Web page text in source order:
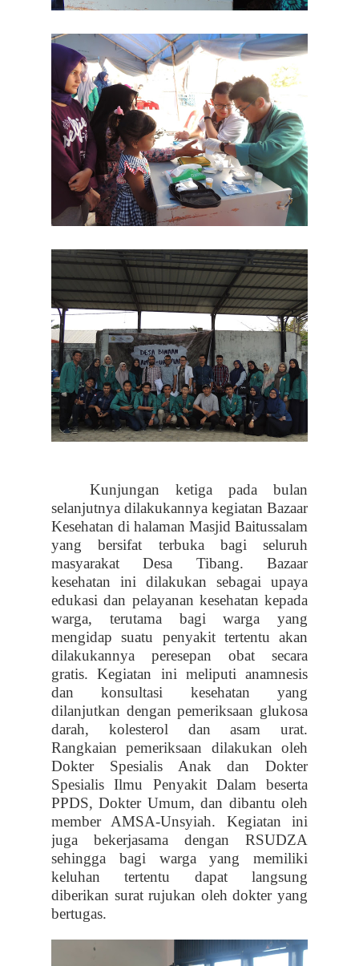
Kunjungan ketiga pada bulan
selanjutnya dilakukannya kegiatan Bazaar
Kesehatan di halaman Masjid Baitussalam
yang bersifat terbuka bagi seluruh
masyarakat Desa Tibang. Bazaar
kesehatan ini dilakukan sebagai upaya
edukasi dan pelayanan kesehatan kepada
warga, terutama bagi warga yang
mengidap suatu penyakit tertentu akan
dilakukannya peresepan obat secara
gratis. Kegiatan ini meliputi anamnesis
dan konsultasi kesehatan yang
dilanjutkan dengan pemeriksaan glukosa
darah, kolesterol dan asam urat.
Rangkaian pemeriksaan dilakukan oleh
Dokter Spesialis Anak dan Dokter
Spesialis Ilmu Penyakit Dalam beserta
PPDS, Dokter Umum, dan dibantu oleh
member AMSA-Unsyiah. Kegiatan ini
juga bekerjasama dengan RSUDZA
sehingga bagi warga yang memiliki
keluhan tertentu dapat langsung
diberikan surat rujukan oleh dokter yang
bertugas.